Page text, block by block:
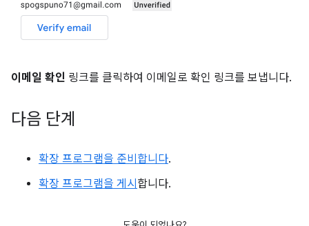
이메일 확인 링크를 클릭하여 이메일로 확인 링크를 보냅니다.
다음 단계
확장 프로그램을 준비합니다.
확장 프로그램을 게시 합니다.